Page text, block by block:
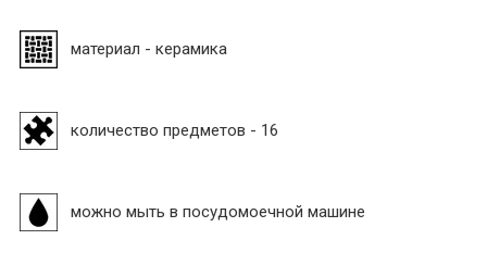
материал - керамика
количество предметов - 16
можно мыть в посудомоечной машине